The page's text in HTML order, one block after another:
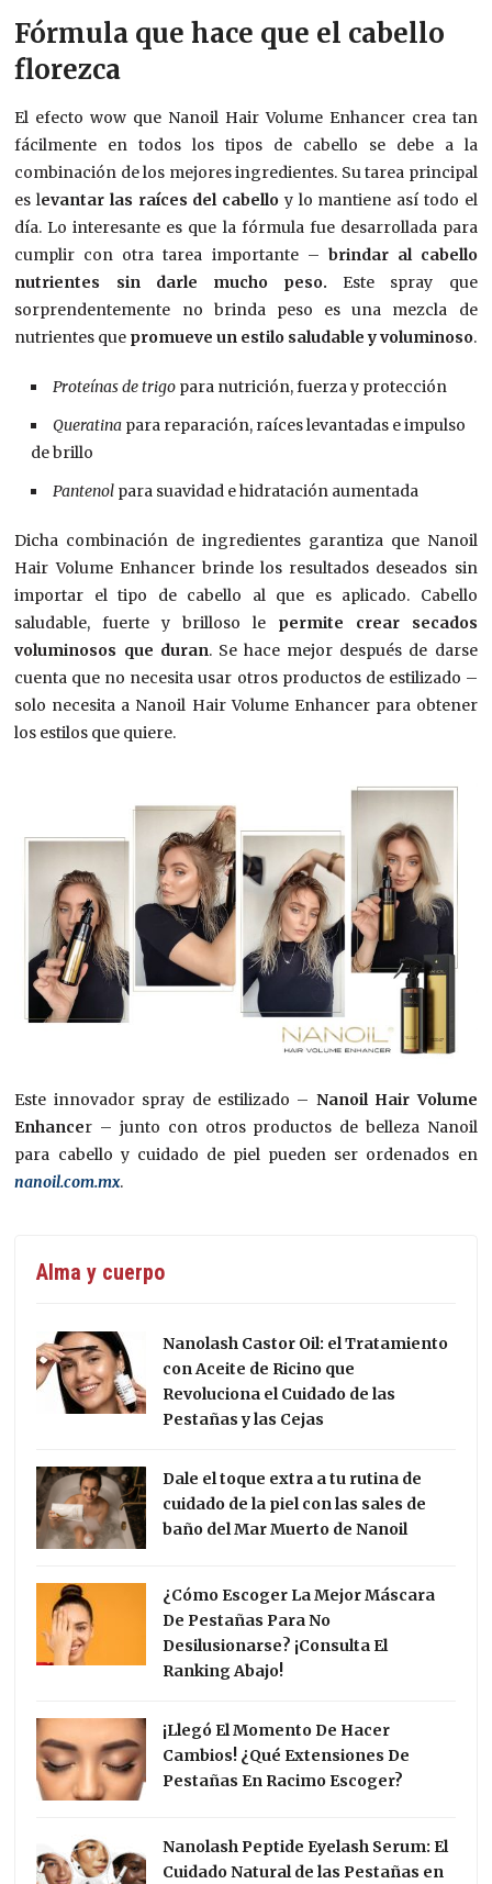
Fórmula que hace que el cabello
florezca
El efecto wow que Nanoil Hair Volume Enhancer crea tan
fácilmente en todos los tipos de cabello se debe a la
combinación de los mejores ingredientes. Su tarea principal
es levantar las raíces del cabello y lo mantiene así todo el
día. Lo interesante es que la fórmula fue desarrollada para
cumplir con otra tarea importante – brindar al cabello
nutrientes sin darle mucho peso. Este spray que
sorprendentemente no brinda peso es una mezcla de
nutrientes que promueve un estilo saludable y voluminoso.
Proteínas de trigo para nutrición, fuerza y protección
Queratina para reparación, raíces levantadas e impulso
de brillo
Pantenol para suavidad e hidratación aumentada
Dicha combinación de ingredientes garantiza que Nanoil
Hair Volume Enhancer brinde los resultados deseados sin
importar el tipo de cabello al que es aplicado. Cabello
saludable, fuerte y brilloso le permite crear secados
voluminosos que duran. Se hace mejor después de darse
cuenta que no necesita usar otros productos de estilizado –
solo necesita a Nanoil Hair Volume Enhancer para obtener
los estilos que quiere.
Este innovador spray de estilizado – Nanoil Hair Volume
Enhancer – junto con otros productos de belleza Nanoil
para cabello y cuidado de piel pueden ser ordenados en
nanoil.com.mx.
Alma y cuerpo
Nanolash Castor Oil: el Tratamiento
con Aceite de Ricino que
Revoluciona el Cuidado de las
Pestañas y las Cejas
Dale el toque extra a tu rutina de
cuidado de la piel con las sales de
baño del Mar Muerto de Nanoil
¿Cómo Escoger La Mejor Máscara
De Pestañas Para No
Desilusionarse? ¡Consulta El
Ranking Abajo!
¡Llegó El Momento De Hacer
Cambios! ¿Qué Extensiones De
Pestañas En Racimo Escoger?
Nanolash Peptide Eyelash Serum: El
Cuidado Natural de las Pestañas en